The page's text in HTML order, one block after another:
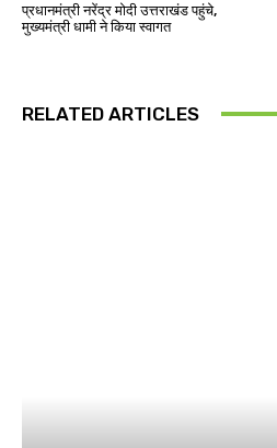
प्रधानमंत्री नरेंद्र मोदी उत्तराखंड पहुंचे,
मुख्यमंत्री धामी ने किया स्वागत
RELATED ARTICLES